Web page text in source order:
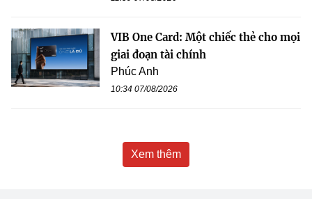
VIB One Card: Một chiếc thẻ cho mọi
giai đoạn tài chính
Phúc Anh
10:34 07/08/2026
Xem thêm